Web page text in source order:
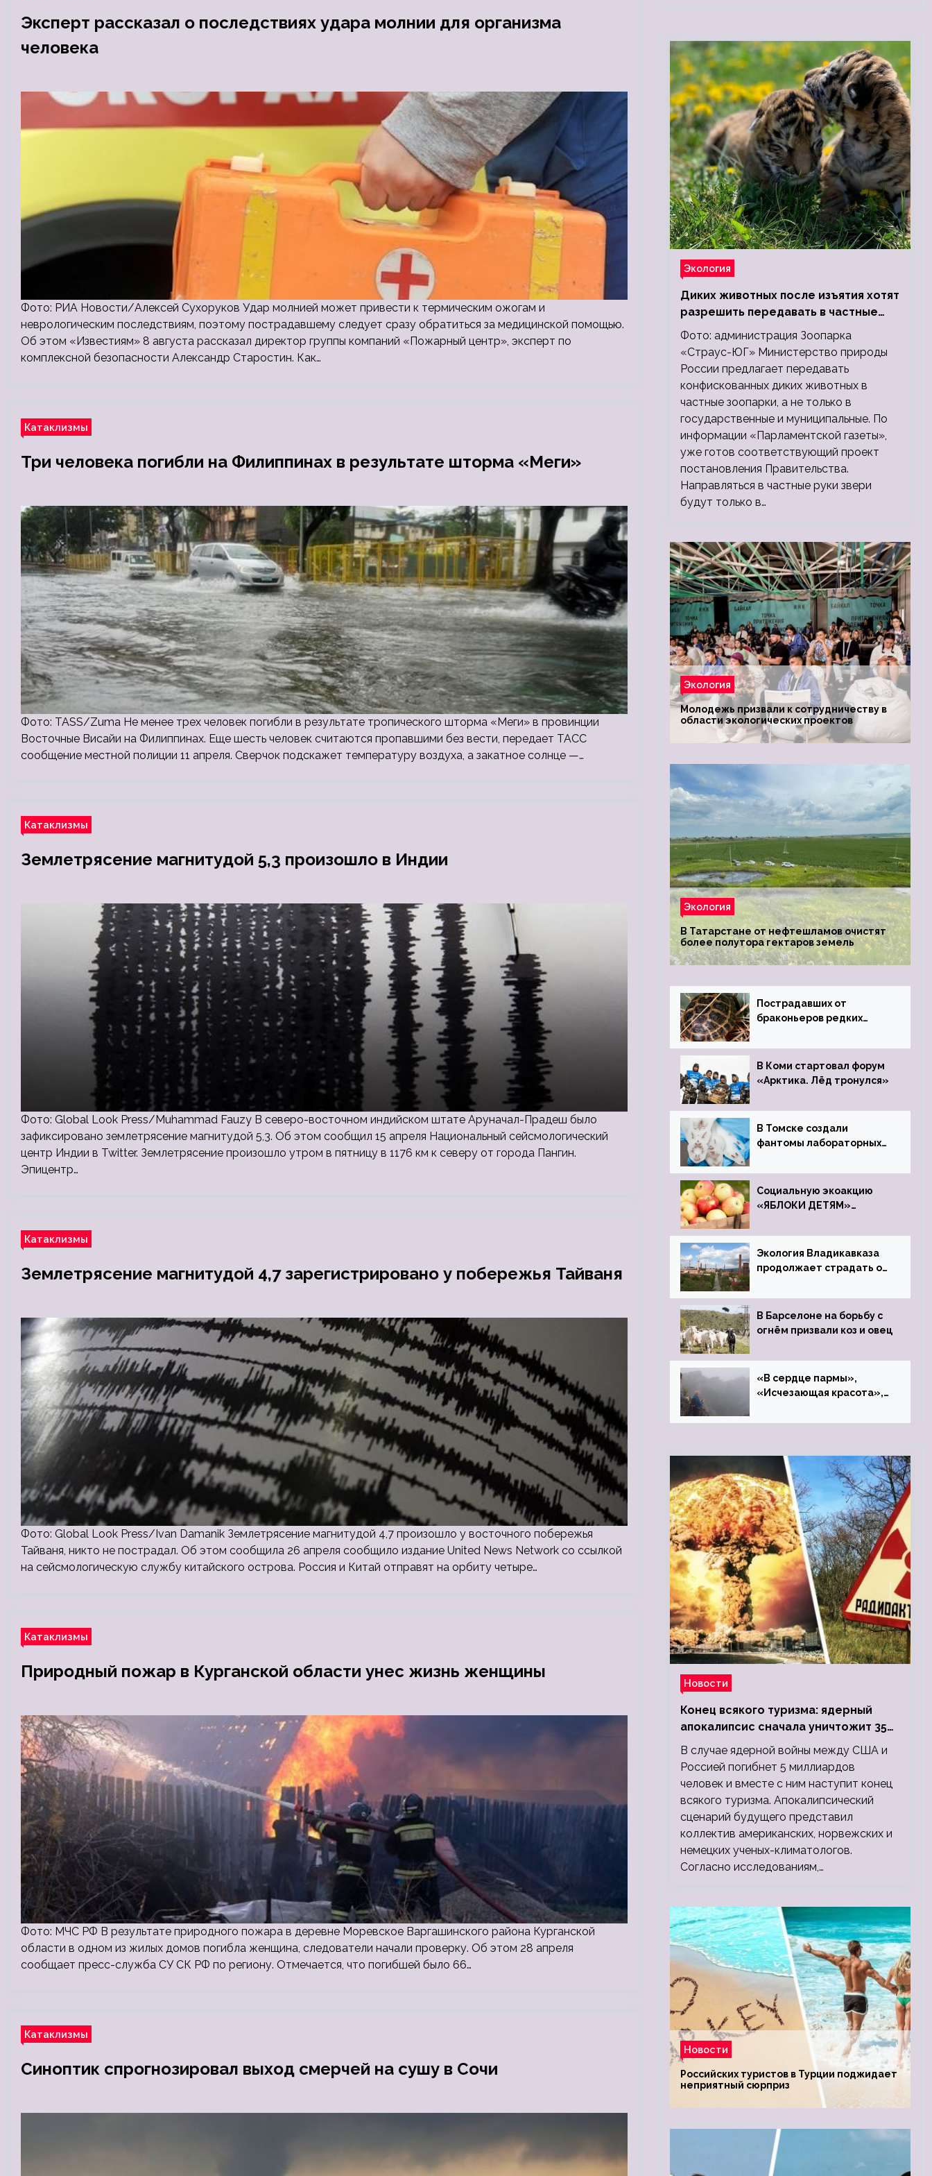
Эксперт рассказал о последствиях удара молнии для организма
человека
Фото: РИА Новости/Алексей Сухоруков Удар молнией может привести к термическим ожогам и
неврологическим последствиям, поэтому пострадавшему следует сразу обратиться за медицинской помощью.
Об этом «Известиям» 8 августа рассказал директор группы компаний «Пожарный центр», эксперт по
комплексной безопасности Александр Старостин. Как…
Катаклизмы
Три человека погибли на Филиппинах в результате шторма «Меги»
Фото: TASS/Zuma Не менее трех человек погибли в результате тропического шторма «Меги» в провинции
Восточные Висайи на Филиппинах. Еще шесть человек считаются пропавшими без вести, передает ТАСС
сообщение местной полиции 11 апреля. Сверчок подскажет температуру воздуха, а закатное солнце —…
Катаклизмы
Землетрясение магнитудой 5,3 произошло в Индии
Фото: Global Look Press/Muhammad Fauzy В северо-восточном индийском штате Аруначал-Прадеш было
зафиксировано землетрясение магнитудой 5,3. Об этом сообщил 15 апреля Национальный сейсмологический
центр Индии в Twitter. Землетрясение произошло утром в пятницу в 1176 км к северу от города Пангин.
Эпицентр…
Катаклизмы
Землетрясение магнитудой 4,7 зарегистрировано у побережья Тайваня
Фото: Global Look Press/Ivan Damanik Землетрясение магнитудой 4,7 произошло у восточного побережья
Тайваня, никто не пострадал. Об этом сообщила 26 апреля сообщило издание United News Network со ссылкой
на сейсмологическую службу китайского острова. Россия и Китай отправят на орбиту четыре…
Катаклизмы
Природный пожар в Курганской области унес жизнь женщины
Фото: МЧС РФ В результате природного пожара в деревне Моревское Варгашинского района Курганской
области в одном из жилых домов погибла женщина, следователи начали проверку. Об этом 28 апреля
сообщает пресс-служба СУ СК РФ по региону. Отмечается, что погибшей было 66…
Катаклизмы
Синоптик спрогнозировал выход смерчей на сушу в Сочи
Экология
Диких животных после изъятия хотят
разрешить передавать в частные
зоопарки
Фото: администрация Зоопарка
«Страус-ЮГ» Министерство природы
России предлагает передавать
конфискованных диких животных в
частные зоопарки, а не только в
государственные и муниципальные. По
информации «Парламентской газеты»,
уже готов соответствующий проект
постановления Правительства.
Направляться в частные руки звери
будут только в…
Экология
Молодежь призвали к сотрудничеству в
области экологических проектов
Экология
В Татарстане от нефтешламов очистят
более полутора гектаров земель
Пострадавших от
браконьеров редких
Ростовский зоопарк
В Коми стартовал форум
«Арктика. Лёд тронулся»
В Томске создали
фантомы лабораторных
Социальную экоакцию
«ЯБЛОКИ ДЕТЯМ»
Экология Владикавказа
продолжает страдать от
завода
В Барселоне на борьбу с
огнём призвали коз и овец
«В сердце пармы»,
«Исчезающая красота»,
Новости
Конец всякого туризма: ядерный
апокалипсис сначала уничтожит 350
миллионов, а потом 5 миллиардов
людей
В случае ядерной войны между США и
Россией погибнет 5 миллиардов
человек и вместе с ним наступит конец
всякого туризма. Апокалипсический
сценарий будущего представил
коллектив американских, норвежских и
немецких ученых-климатологов.
Согласно исследованиям,…
Новости
Российских туристов в Турции поджидает
неприятный сюрприз